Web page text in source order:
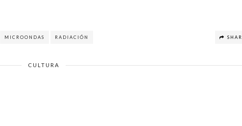
MICROONDAS RADIACIÓN
CULTURA